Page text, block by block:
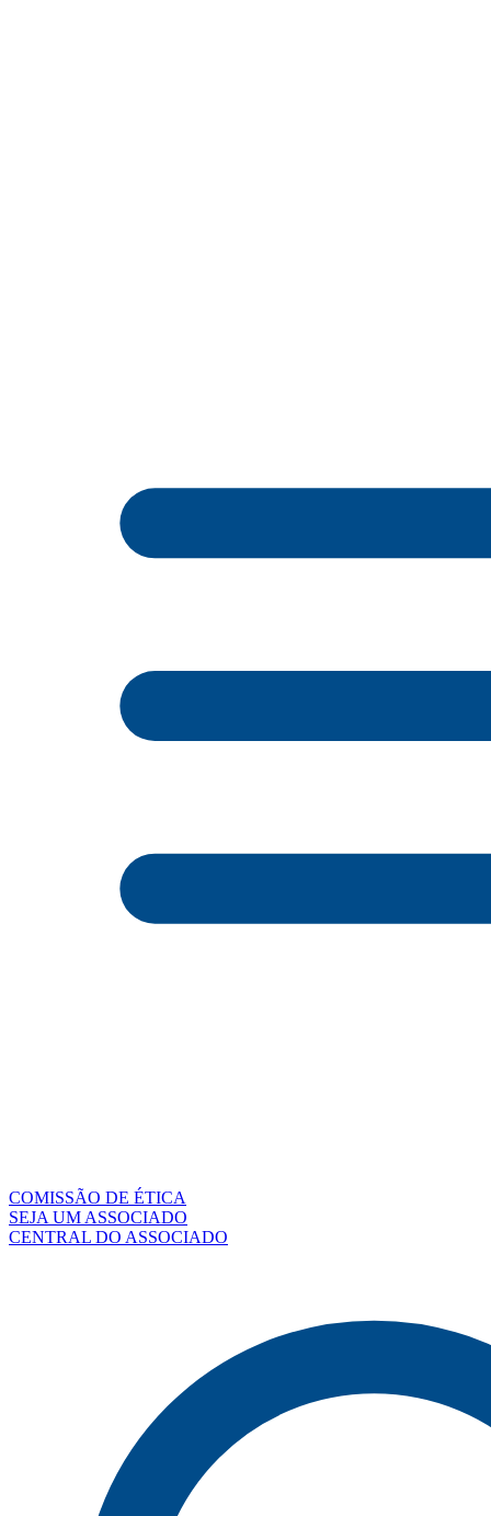
COMISSÃO DE ÉTICA
SEJA UM ASSOCIADO
CENTRAL DO ASSOCIADO